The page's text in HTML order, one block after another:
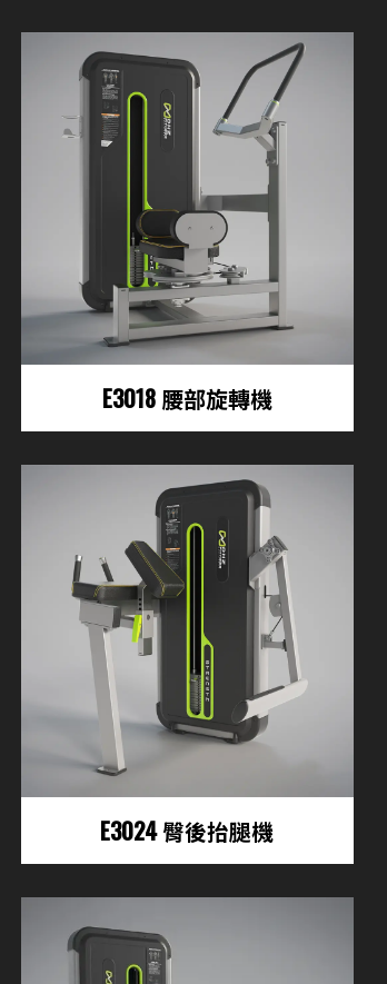
E3018 腰部旋轉機
E3024 臀後抬腿機